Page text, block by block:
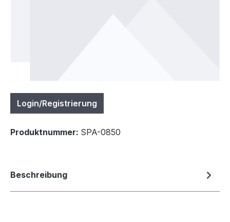
Login/Registrierung
Produktnummer: SPA-0850
Beschreibung